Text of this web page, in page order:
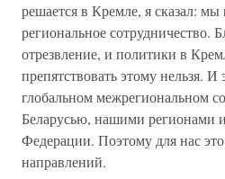
решается в Кремле, я сказал:
региональное сотрудничество.
отрезвление, и политики в
препятствовать этому нельзя. И
глобальном межрегиональном
Беларусью, нашими регионами
Федерации. Поэтому для нас
направлений.